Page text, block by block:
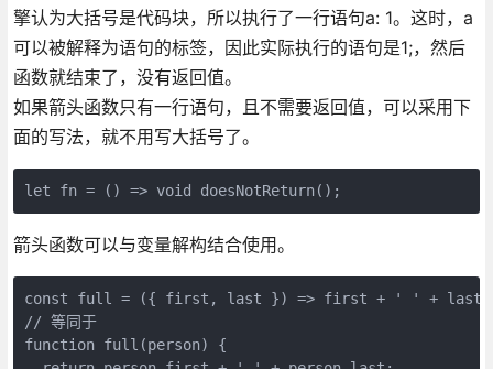
擎认为大括号是代码块，所以执行了一行语句a: 1。这时，a
可以被解释为语句的标签，因此实际执行的语句是1;，然后
函数就结束了，没有返回值。
如果箭头函数只有一行语句，且不需要返回值，可以采用下
面的写法，就不用写大括号了。
let fn = () => void doesNotReturn();
箭头函数可以与变量解构结合使用。
const full = ({ first, last }) => first + ' ' + last;
// 等同于
function full(person) {